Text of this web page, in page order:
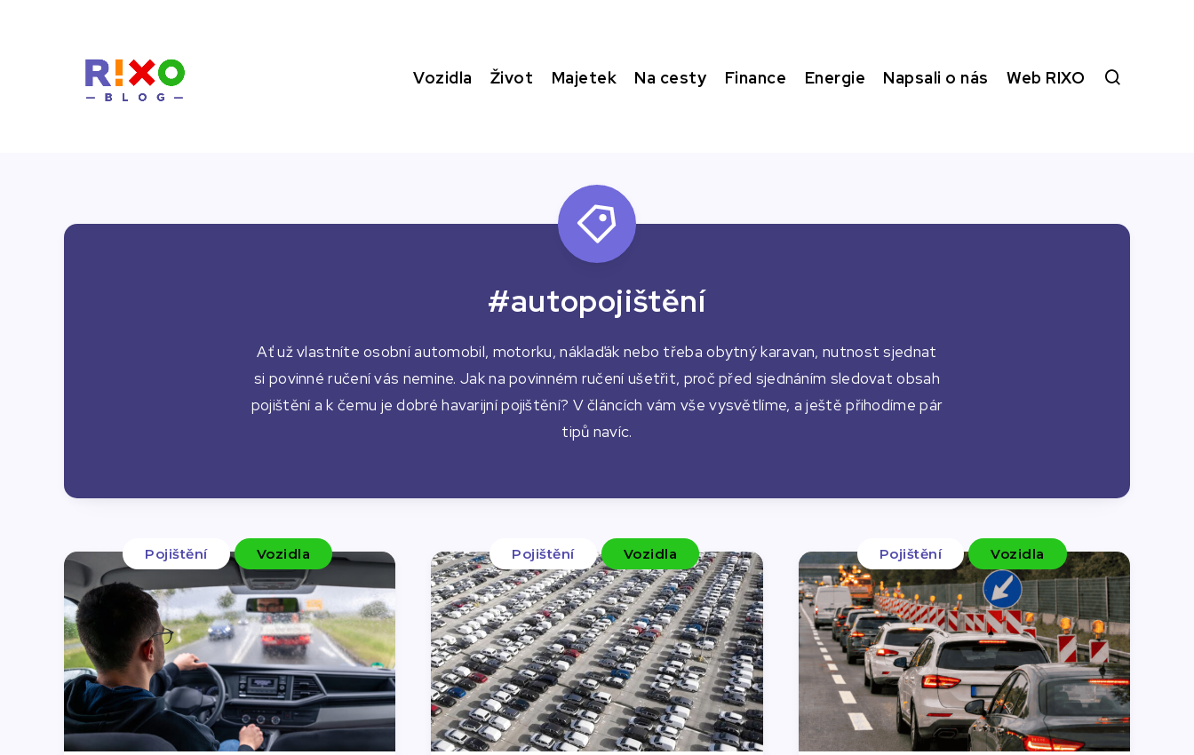
Vozidla Život Majetek Na cesty Finance Energie Napsali o nás Web RIXO
#autopojištění
Ať už vlastníte osobní automobil, motorku, náklaďák nebo třeba obytný karavan, nutnost sjednat
si povinné ručení vás nemine. Jak na povinném ručení ušetřit, proč před sjednáním sledovat obsah
pojištění a k čemu je dobré havarijní pojištění? V článcích vám vše vysvětlíme, a ještě přihodíme pár
tipů navíc.
Pojištění Vozidla Pojištění Vozidla Pojištění Vozidla